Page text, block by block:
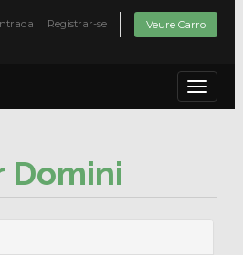
Registrar-se Veure Carro
Toggle
Domini